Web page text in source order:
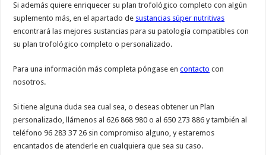
Si además quiere enriquecer su plan trofológico completo con algún
suplemento más, en el apartado de sustancias súper nutritivas
encontrará las mejores sustancias para su patología compatibles con
su plan trofológico completo o personalizado.
Para una información más completa póngase encontacto con
nosotros.
Si tiene alguna duda sea cual sea, o deseas obtener un Plan
personalizado, llámenos al 626 868 980 o al 650 273 886 y también al
teléfono 96 283 37 26 sin compromiso alguno, y estaremos
encantados de atenderle en cualquiera que sea su caso.